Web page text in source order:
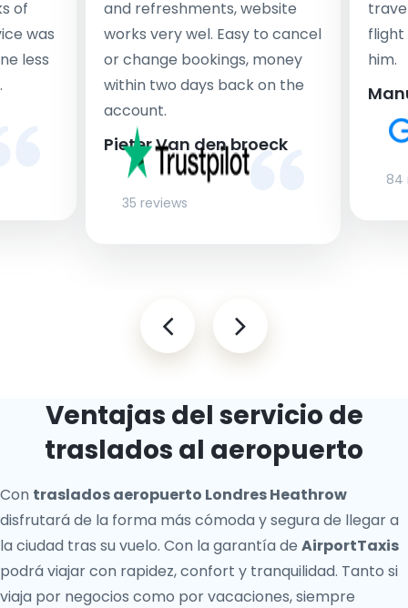
of
was
less
and refreshments, website
works very wel. Easy to cancel
or change bookings, money
within two days back on the
account.
Pieter Van den broeck
35 reviews
flight
him.
84
Ventajas del servicio de
traslados al aeropuerto
Con traslados aeropuerto Londres Heathrow
disfrutará de la forma más cómoda y segura de llegar a
la ciudad tras su vuelo. Con la garantía de AirportTaxis
podrá viajar con rapidez, confort y tranquilidad. Tanto si
viaja por negocios como por vacaciones, siempre